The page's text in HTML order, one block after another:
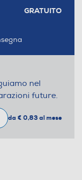
GRATUITO
nel
future.
da € 0,83 al mese